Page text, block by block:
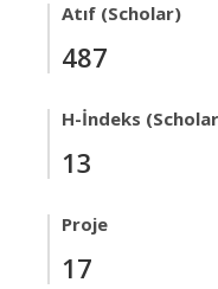
Atıf (Scholar)
487
H-İndeks
13
Proje
17